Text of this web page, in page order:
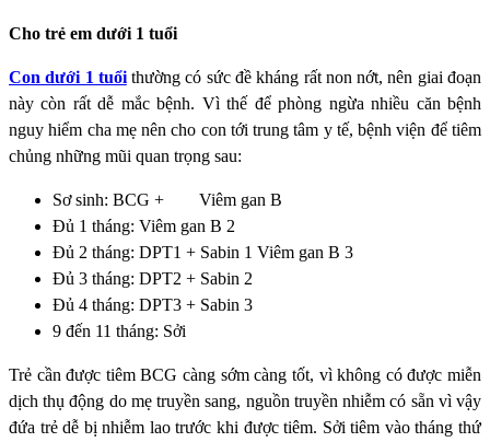
Cho trẻ em dưới 1 tuổi
Con dưới 1 tuổithường có sức đề kháng rất non nớt, nên giai đoạn
này còn rất dễ mắc bệnh. Vì thế để phòng ngừa nhiều căn bệnh
nguy hiểm cha mẹ nên cho con tới trung tâm y tế, bệnh viện để tiêm
chủng những mũi quan trọng sau:
Sơ sinh: BCG + Viêm gan B
Đủ 1 tháng: Viêm gan B 2
Đủ 2 tháng: DPT1 + Sabin 1 Viêm gan B 3
Đủ 3 tháng: DPT2 + Sabin 2
Đủ 4 tháng: DPT3 + Sabin 3
9 đến 11 tháng: Sởi
Trẻ cần được tiêm BCG càng sớm càng tốt, vì không có được miễn
dịch thụ động do mẹ truyền sang, nguồn truyền nhiễm có sẵn vì vậy
đứa trẻ dễ bị nhiễm lao trước khi được tiêm. Sởi tiêm vào tháng thứ